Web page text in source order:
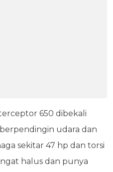
650 dibekali
udara dan
sekitar 47 hp dan torsi
halus dan punya